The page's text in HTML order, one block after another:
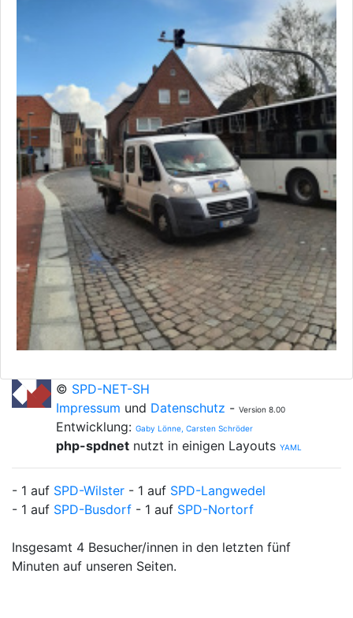
© SPD-NET-SH
Impressum und Datenschutz - Version 8.00
Entwicklung: Gaby Lönne, Carsten Schröder
php-spdnet nutzt in einigen Layouts YAML
- 1 auf SPD-Wilster - 1 auf SPD-Langwedel
- 1 auf SPD-Busdorf - 1 auf SPD-Nortorf
Insgesamt 4 Besucher/innen in den letzten fünf
Minuten auf unseren Seiten.